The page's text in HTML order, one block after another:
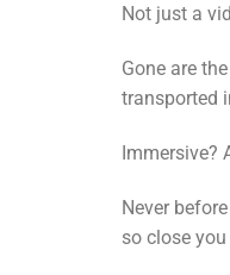
Not just a
Gone are
transported
Immersive?
Never
so close